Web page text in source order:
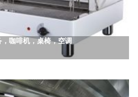
咖啡机，桌椅，空调